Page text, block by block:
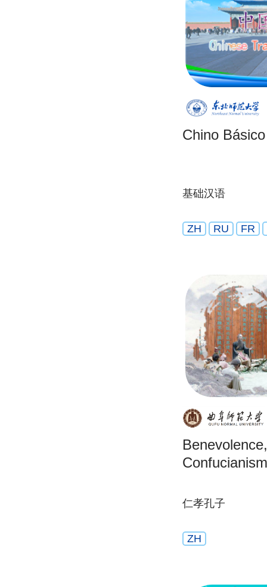
Chino Básico
基础汉语
ZH RU FR
Confucianism
仁孝孔子
ZH